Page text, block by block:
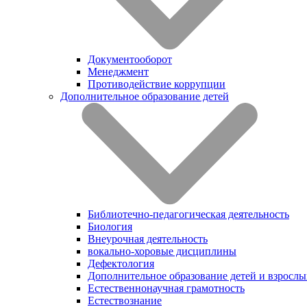
Документооборот
Менеджмент
Противодействие коррупции
Дополнительное образование детей
Библиотечно-педагогическая деятельность
Биология
Внеурочная деятельность
вокально-хоровые дисциплины
Дефектология
Дополнительное образование детей и
Естественнонаучная грамотность
Естествознание